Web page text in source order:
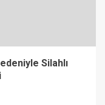
Silahlı